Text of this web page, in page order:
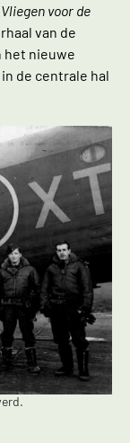
Vliegen voor de
van de
het nieuwe
de centrale hal